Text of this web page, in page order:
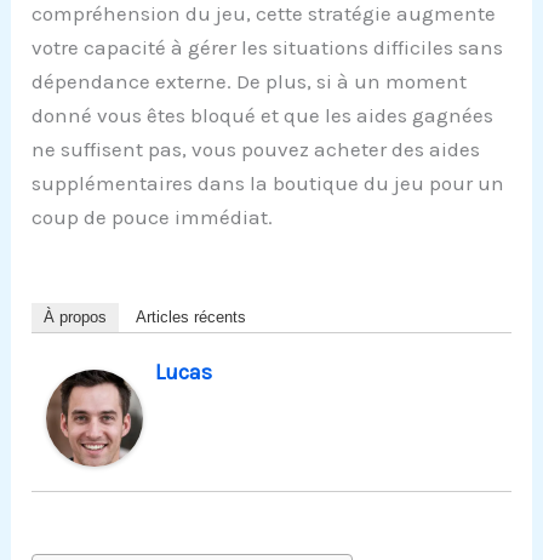
compréhension du jeu, cette stratégie augmente
votre capacité à gérer les situations difficiles sans
dépendance externe. De plus, si à un moment
donné vous êtes bloqué et que les aides gagnées
ne suffisent pas, vous pouvez acheter des aides
supplémentaires dans la boutique du jeu pour un
coup de pouce immédiat.
À propos Articles récents
Lucas